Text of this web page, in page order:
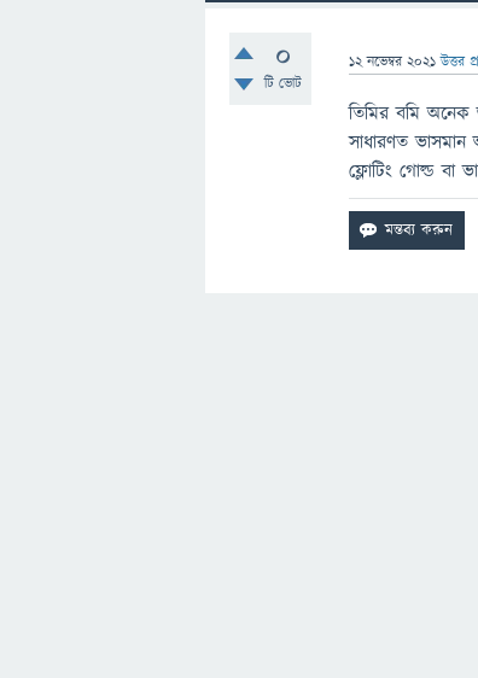
0
টি ভোট
12 নভেম্বর 2021 উত্তর
তিমির বমি
সাধারণত
ফ্লোটিং গোল্ড বা